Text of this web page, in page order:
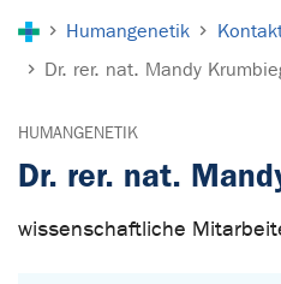
Humangenetik
Dr. rer. nat. Mandy
HUMANGENETIK
Dr. rer. nat.
wissenschaftliche